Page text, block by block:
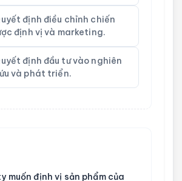
định điều chỉnh chiến
định vị và marketing.
định đầu tư vào nghiên
và phát triển.
muốn định vị sản phẩm của